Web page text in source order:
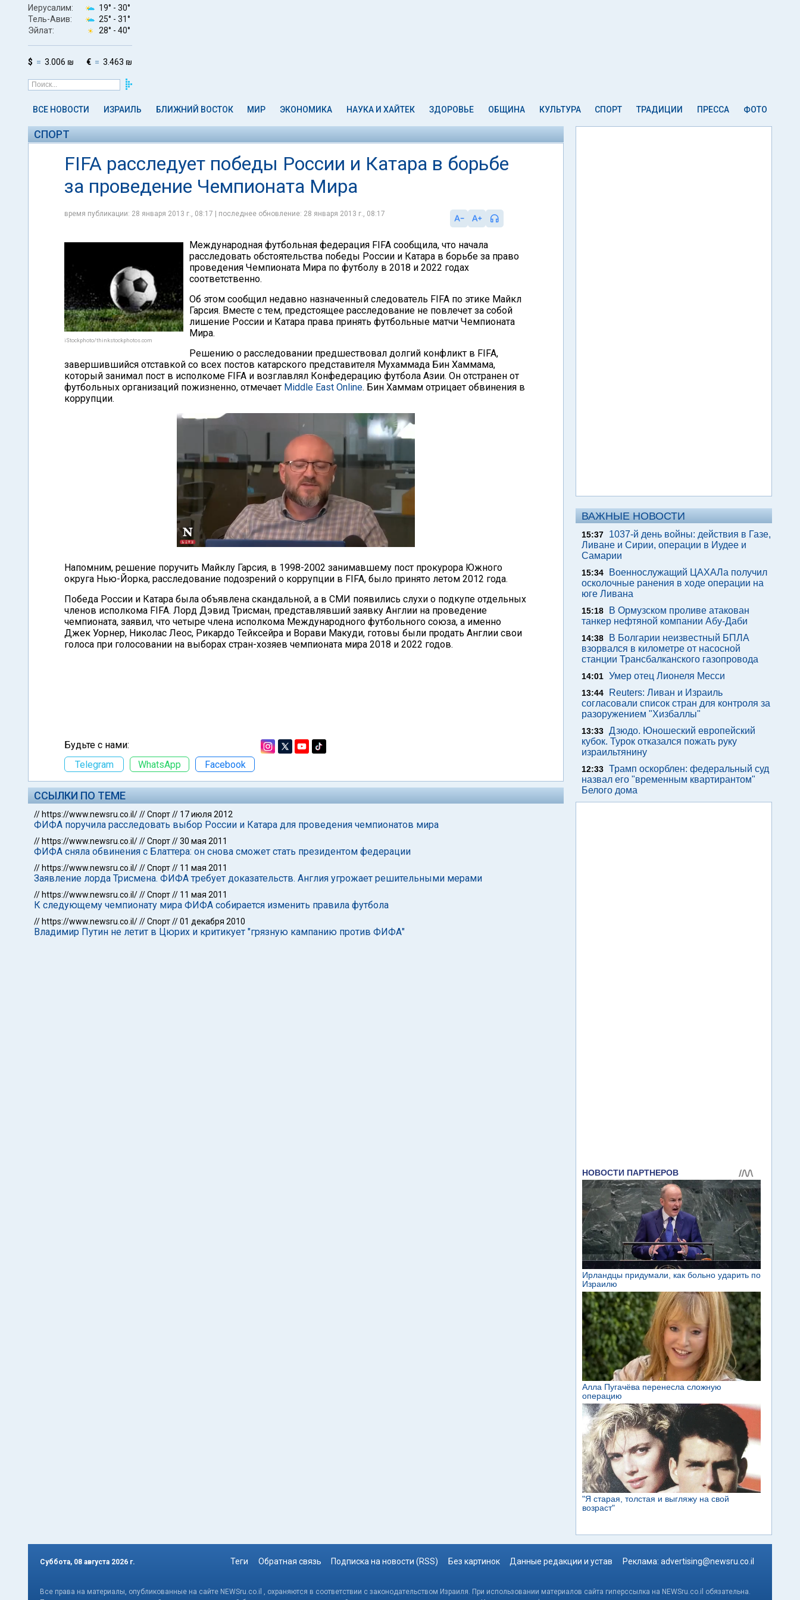
Иерусалим: 19° - 30°
Тель-Авив:
25° - 31°
Эйлат:
28° - 40°
$ 3.006 ₪ € 3.463 ₪
ВСЕ НОВОСТИ ИЗРАИЛЬ БЛИЖНИЙ ВОСТОК МИР ЭКОНОМИКА НАУКА И ХАЙТЕК ЗДОРОВЬЕ ОБЩИНА КУЛЬТУРА СПОРТ ТРАДИЦИИ ПРЕССА ФОТО
СПОРТ
FIFA расследует победы России и Катара в борьбе
за проведение Чемпионата Мира
время публикации: 28 января 2013 г., 08:17 | последнее обновление: 28 января 2013 г., 08:17
iStockphoto/thinkstockphotos.com
Международная футбольная федерация FIFA сообщила, что начала
расследовать обстоятельства победы России и Катара в борьбе за право
проведения Чемпионата Мира по футболу в 2018 и 2022 годах
соответственно.
Об этом сообщил недавно назначенный следователь FIFA по этике Майкл
Гарсия. Вместе с тем, предстоящее расследование не повлечет за собой
лишение России и Катара права принять футбольные матчи Чемпионата
Мира.
Решению о расследовании предшествовал долгий конфликт в FIFA,
завершившийся отставкой со всех постов катарского представителя Мухаммада Бин Хаммама,
который занимал пост в исполкоме FIFA и возглавлял Конфедерацию футбола Азии. Он отстранен от
футбольных организаций пожизненно, отмечает Middle East Online. Бин Хаммам отрицает обвинения в
коррупции.
Напомним, решение поручить Майклу Гарсия, в 1998-2002 занимавшему пост прокурора Южного
округа Нью-Йорка, расследование подозрений о коррупции в FIFA, было принято летом 2012 года.
Победа России и Катара была объявлена скандальной, а в СМИ появились слухи о подкупе отдельных
членов исполкома FIFA. Лорд Дэвид Трисман, представлявший заявку Англии на проведение
чемпионата, заявил, что четыре члена исполкома Международного футбольного союза, а именно
Джек Уорнер, Николас Леос, Рикардо Тейксейра и Ворави Макуди, готовы были продать Англии свои
голоса при голосовании на выборах стран-хозяев чемпионата мира 2018 и 2022 годов.
Будьте с нами:
Telegram
WhatsApp Facebook
ССЫЛКИ ПО ТЕМЕ
// https://www.newsru.co.il///Спорт// 17 июля 2012
ФИФА поручила расследовать выбор России и Катара для проведения чемпионатов мира
// https://www.newsru.co.il///Спорт//30 мая 2011
ФИФА сняла обвинения с Блаттера: он снова сможет стать президентом федерации
// https://www.newsru.co.il///Спорт// 11 мая 2011
Заявление лорда Трисмена. ФИФА требует доказательств. Англия угрожает решительными мерами
// https://www.newsru.co.il///Спорт// 11 мая 2011
К следующему чемпионату мира ФИФА собирается изменить правила футбола
// https://www.newsru.co.il///Спорт//01 декабря 2010
Владимир Путин не летит в Цюрих и критикует "грязную кампанию против ФИФА"
ВАЖНЫЕ НОВОСТИ
15:37
1037-й день войны: действия в Газе,
Ливане и Сирии, операции в Иудее и
Самарии
15:34
Военнослужащий ЦАХАЛа получил
осколочные ранения в ходе операции на
юге Ливана
15:18
В Ормузском проливе атакован
танкер нефтяной компании Абу-Даби
14:38
В Болгарии неизвестный БПЛА
взорвался в километре от насосной
станции Трансбалканского газопровода
14:01 Умер отец Лионеля Месси
13:44
Reuters: Ливан и Израиль
согласовали список стран для контроля за
разоружением "Хизбаллы"
13:33 Дзюдо. Юношеский европейский
кубок. Турок отказался пожать руку
израильтянину
12:33 Трамп оскорблен: федеральный суд
назвал его "временным квартирантом"
Белого дома
Суббота, 08 августа 2026 г. Теги Обратная связь Подписка на новости (RSS) Без картинок Данные редакции и устав Реклама: advertising@newsru.co.il
Все права на материалы, опубликованные на сайте NEWSru.co.il , охраняются в соответствии с законодательством Израиля. При использовании материалов сайта гиперссылка на NEWSru.co.il обязательна.